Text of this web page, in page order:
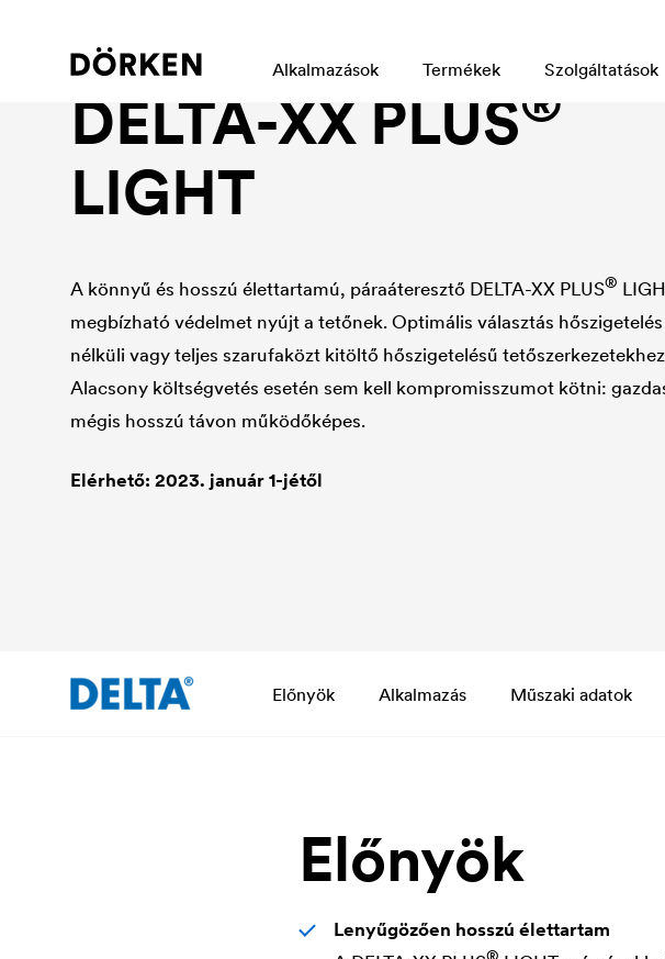
Alkalmazások Termékek Szolgáltatások
Tetőfólia
DELTA-XX PLUS®
LIGHT
A könnyű és hosszú élettartamú, páraáteresztő DELTA-XX PLUS®
megbízható védelmet nyújt a tetőnek. Optimális választás hőszigetelés
nélküli vagy teljes szarufaközt kitöltő hőszigetelésű
Alacsony költségvetés esetén sem kell kompromisszumot kötni:
mégis hosszú távon működőképes.
Elérhető: 2023. január 1-jétől
Előnyök Alkalmazás Műszaki adatok
Előnyök
Lenyűgözően hosszú élettartam